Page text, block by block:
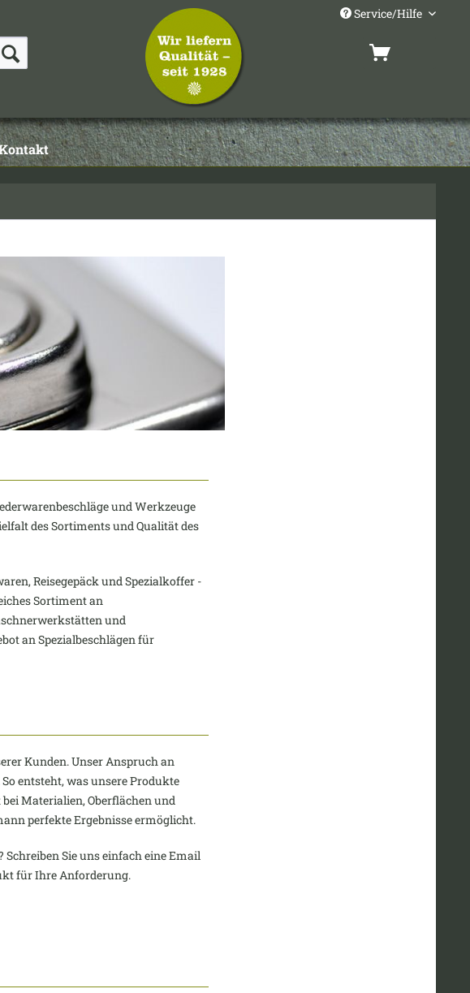
Service/Hilfe
und Werkzeuge
des Sortiments und Qualität des
Reisegepäck und Spezialkoffer -
Sortiment an
und
an Spezialbeschlägen für
Kunden. Unser Anspruch an
entsteht, was unsere Produkte
Materialien, Oberflächen und
perfekte Ergebnisse ermöglicht.
Sie uns einfach eine Email
für Ihre Anforderung.